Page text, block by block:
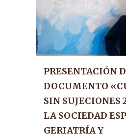
PRESENTACIÓN
DOCUMENTO
SIN SUJECIONES
LA SOCIEDAD
GERIATRÍA Y